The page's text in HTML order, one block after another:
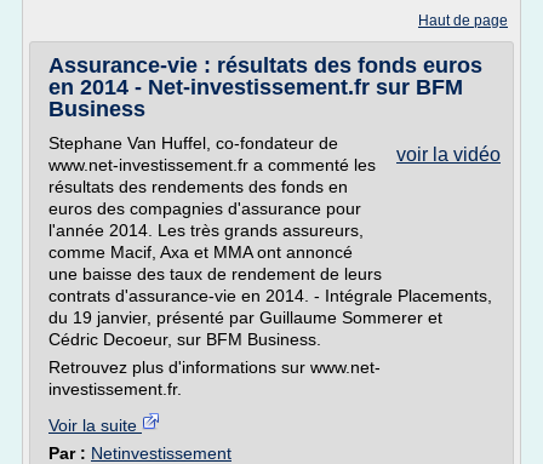
Haut de page
Assurance-vie : résultats des fonds euros
en 2014 - Net-investissement.fr sur BFM
Business
voir la vidéo
Stephane Van Huffel, co-fondateur de
www.net-investissement.fr a commenté les
résultats des rendements des fonds en
euros des compagnies d'assurance pour
l'année 2014. Les très grands assureurs,
comme Macif, Axa et MMA ont annoncé
une baisse des taux de rendement de leurs
contrats d'assurance-vie en 2014. - Intégrale Placements,
du 19 janvier, présenté par Guillaume Sommerer et
Cédric Decoeur, sur BFM Business.
Retrouvez plus d'informations sur www.net-
investissement.fr.
Voir la suite
Par : Netinvestissement